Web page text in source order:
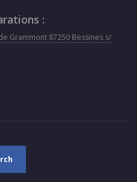
:
Grammont 87250 Bessines s/